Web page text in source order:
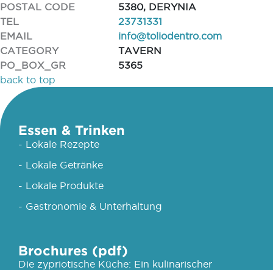
POSTAL CODE
5380, DERYNIA
TEL
23731331
EMAIL
info@toliodentro.com
CATEGORY
TAVERN
PO_BOX_GR
5365
back to top
Essen & Trinken
- Lokale Rezepte
- Lokale Getränke
- Lokale Produkte
- Gastronomie & Unterhaltung
Brochures (pdf)
Die zypriotische Küche: Ein kulinarischer